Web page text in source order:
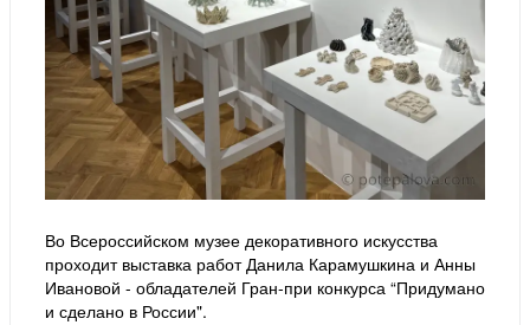
Во Всероссийском музее декоративного искусства
проходит выставка работ Данила Карамушкина и Анны
Ивановой - обладателей Гран-при конкурса “Придумано
и сделано в России".